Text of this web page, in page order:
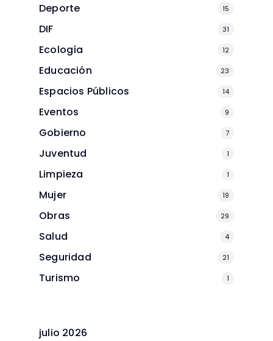
Deporte 15
DIF 31
Ecología 12
Educación 23
Espacios Públicos 14
Eventos 9
Gobierno 7
Juventud 1
Limpieza 1
Mujer 19
Obras 29
Salud 4
Seguridad 21
Turismo 1
julio 2026